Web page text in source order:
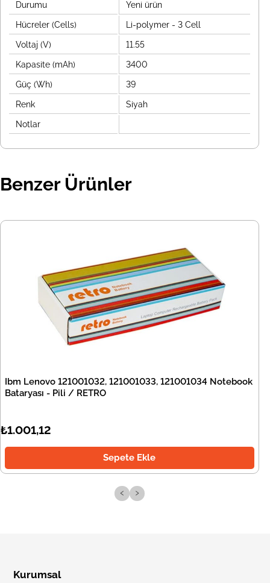
Durumu Yeni ürün
Hücreler (Cells) Li-polymer - 3 Cell
Voltaj (V) 11.55
Kapasite (mAh) 3400
Güç (Wh) 39
Renk Siyah
Notlar
Benzer Ürünler
Ibm Lenovo 121001032, 121001033, 121001034 Notebook
Bataryası - Pili / RETRO
₺1.001,12
Sepete Ekle
‹ ›
Kurumsal